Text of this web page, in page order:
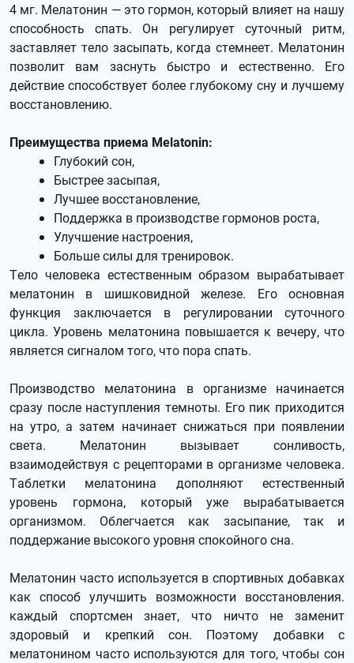
4 мг. Мелатонин — это гормон, который влияет на нашу
способность спать. Он регулирует суточный ритм,
заставляет тело засыпать, когда стемнеет. Мелатонин
позволит вам заснуть быстро и естественно. Его
действие способствует более глубокому сну и лучшему
восстановлению.
Преимущества приема Melatonin:
Глубокий сон,
Быстрее засыпая,
Лучшее восстановление,
Поддержка в производстве гормонов роста,
Улучшение настроения,
Больше силы для тренировок.
Тело человека естественным образом вырабатывает
мелатонин в шишковидной железе. Его основная
функция заключается в регулировании суточного
цикла. Уровень мелатонина повышается к вечеру, что
является сигналом того, что пора спать.
Производство мелатонина в организме начинается
сразу после наступления темноты. Его пик приходится
на утро, а затем начинает снижаться при появлении
света. Мелатонин вызывает сонливость,
взаимодействуя с рецепторами в организме человека.
Таблетки мелатонина дополняют естественный
уровень гормона, который уже вырабатывается
организмом. Облегчается как засыпание, так и
поддержание высокого уровня спокойного сна.
Мелатонин часто используется в спортивных добавках
как способ улучшить возможности восстановления.
каждый спортсмен знает, что ничто не заменит
здоровый и крепкий сон. Поэтому добавки с
мелатонином часто используются для того, чтобы сон